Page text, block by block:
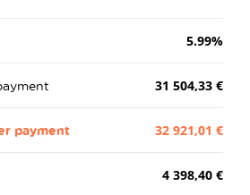
5.99%
31 504,33 €
payment 32 921,01 €
4 398,40 €